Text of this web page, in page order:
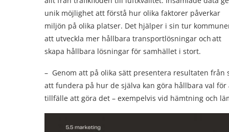
unik möjlighet att förstå hur olika faktorer påverkar
miljön på olika platser. Det hjälper i sin tur
att utveckla mer hållbara transportlösningar och att
skapa hållbara lösningar för samhället i stort.
– Genom att på olika sätt presentera resultaten
att fundera på hur de själva kan göra hållbara val
tillfälle att göra det – exempelvis vid hämtning och